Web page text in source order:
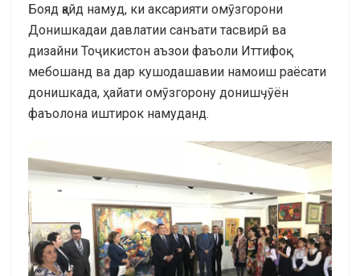
Бояд қайд намуд, ки аксарияти омӯзгорони
Донишкадаи давлатии санъати тасвирӣ ва
дизайни Тоҷикистон аъзои фаъоли Иттифоқ
мебошанд ва дар кушодашавии намоиш раёсати
донишкада, ҳайати омӯзгорону донишӌӯён
фаъолона иштирок намуданд.